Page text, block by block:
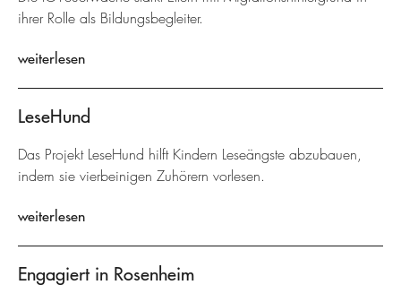
ihrer Rolle als Bildungsbegleiter.
weiterlesen
LeseHund
Das Projekt LeseHund hilft Kindern Leseängste abzubauen,
indem sie vierbeinigen Zuhörern vorlesen.
weiterlesen
Engagiert in Rosenheim